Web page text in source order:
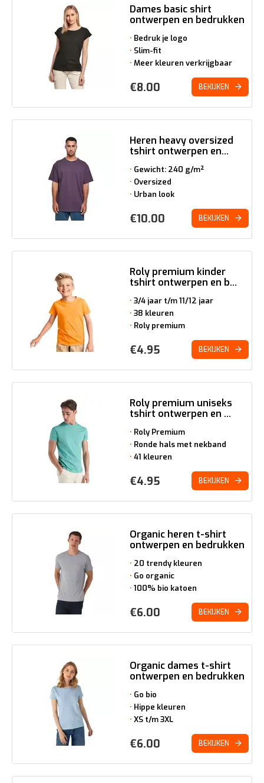
Dames basic shirt
ontwerpen en bedrukken
Bedruk je logo
Slim-fit
Meer kleuren verkrijgbaar
€8.00 BEKIJKEN
Heren heavy oversized
tshirt ontwerpen en...
Gewicht: 240 g/m²
Oversized
Urban look
€10.00 BEKIJKEN
Roly premium kinder
tshirt ontwerpen en b...
3/4 jaar t/m 11/12 jaar
38 kleuren
Roly premium
€4.95 BEKIJKEN
Roly premium uniseks
tshirt ontwerpen en ...
Roly Premium
Ronde hals met nekband
41 kleuren
€4.95 BEKIJKEN
Organic heren t-shirt
ontwerpen en bedrukken
20 trendy kleuren
Go organic
100% bio katoen
€6.00 BEKIJKEN
Organic dames t-shirt
ontwerpen en bedrukken
Go bio
Hippe kleuren
XS t/m 3XL
€6.00 BEKIJKEN